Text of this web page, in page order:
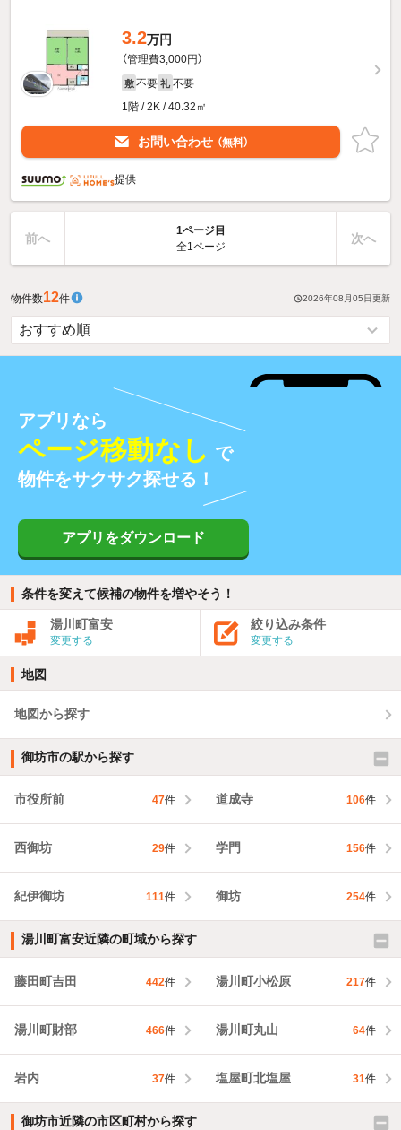
3.2万円
（管理費3,000円）
敷 不要 礼 不要
1階 / 2K / 40.32㎡
お問い合わせ （無料）
提供
前へ
1ページ目
全1ページ
次へ
物件数12件 2026年08月05日 更新
アプリなら
ページ移動なし で
物件をサクサク探せる！
アプリをダウンロード
条件を変えて候補の物件を増やそう！
湯川町富安
変更する
絞り込み条件
変更する
地図
地図から探す
御坊市の駅から探す
市役所前 47件 道成寺 106件
西御坊 29件 学門 156件
紀伊御坊 111件 御坊 254件
湯川町富安近隣の町域から探す
藤田町吉田 442件 湯川町小松原 217件
湯川町財部 466件 湯川町丸山 64件
岩内 37件 塩屋町北塩屋 31件
御坊市近隣の市区町村から探す